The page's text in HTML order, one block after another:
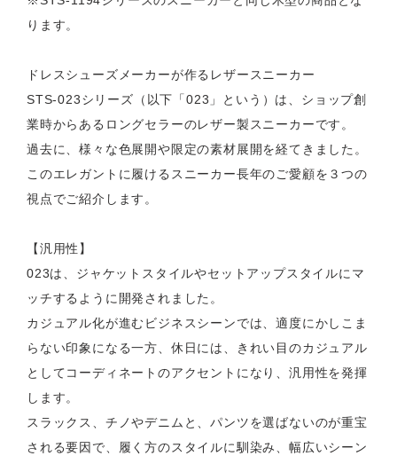
ります。
ドレスシューズメーカーが作るレザースニーカー
STS-023シリーズ（以下「023」という）は、ショップ創
業時からあるロングセラーのレザー製スニーカーです。
過去に、様々な色展開や限定の素材展開を経てきました。
このエレガントに履けるスニーカー長年のご愛顧を３つの
視点でご紹介します。
【汎用性】
023は、ジャケットスタイルやセットアップスタイルにマ
ッチするように開発されました。
カジュアル化が進むビジネスシーンでは、適度にかしこま
らない印象になる一方、休日には、きれい目のカジュアル
としてコーディネートのアクセントになり、汎用性を発揮
します。
スラックス、チノやデニムと、パンツを選ばないのが重宝
される要因で、履く方のスタイルに馴染み、幅広いシーン